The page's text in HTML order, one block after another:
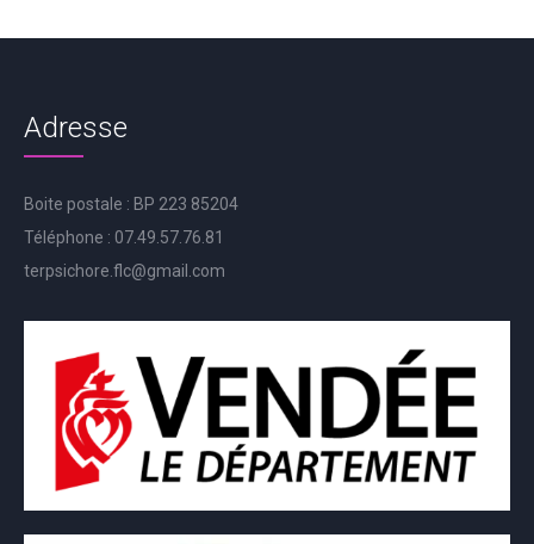
Adresse
Boite postale : BP 223 85204
Téléphone : 07.49.57.76.81
terpsichore.flc@gmail.com